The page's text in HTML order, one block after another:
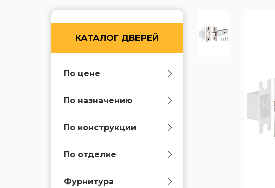
КАТАЛОГ ДВЕРЕЙ
По цене
По назначению
По конструкции
По отделке
Фурнитура